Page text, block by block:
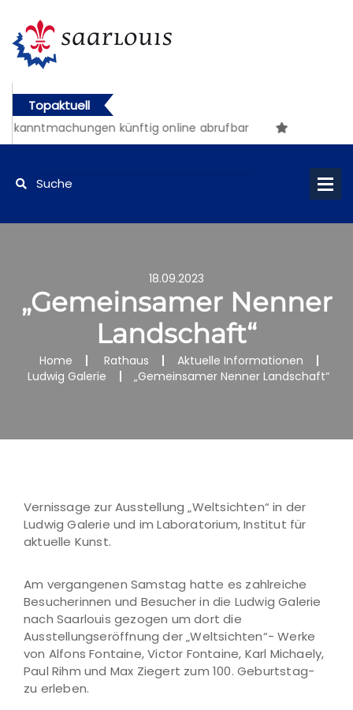
Topaktuell
künftig online abrufbar
18.09.2023
„Gemeinsamer Nenner
Landschaft“
Home Rathaus
Aktuelle Informationen
Ludwig Galerie
„Gemeinsamer Nenner Landschaft“
Vernissage zur Ausstellung „Weltsichten“ in der
Ludwig Galerie und im Laboratorium, Institut für
aktuelle Kunst.
Am vergangenen Samstag hatte es zahlreiche
Besucherinnen und Besucher in die Ludwig Galerie
nach Saarlouis gezogen um dort die
Ausstellungseröffnung der „Weltsichten“- Werke
von Alfons Fontaine, Victor Fontaine, Karl Michaely,
Paul Rihm und Max Ziegert zum 100. Geburtstag-
zu erleben.